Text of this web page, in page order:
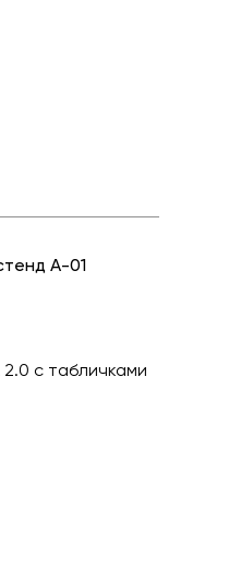
Информационный стенд А-01